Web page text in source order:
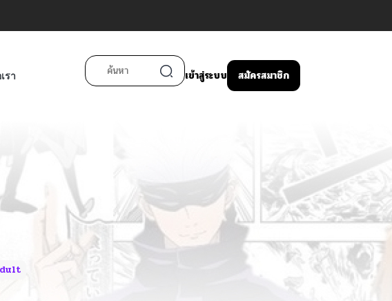
รา เข้าสู่ระบบ สมัครสมาชิก